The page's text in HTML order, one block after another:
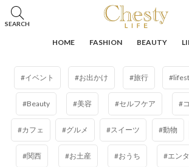
テ
ゲSEARCH
HOME FASHION BEAUTY
HOME
イベント お出かけ 旅行
Beauty 美容 セルフケア
カフェ グルメ スイーツ 動物
関西 お土産 おうち エン